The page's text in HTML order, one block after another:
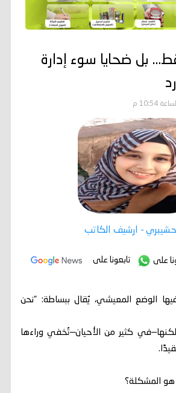
بل ضحايا سوء إدارة
- ارشيف الكاتب
على تابعونا على
الوضع المعيشي، يُقال ببساطة: “نحن
لكنها—في كثير من الأحيان—تُخفي وراءها
المشكلة؟